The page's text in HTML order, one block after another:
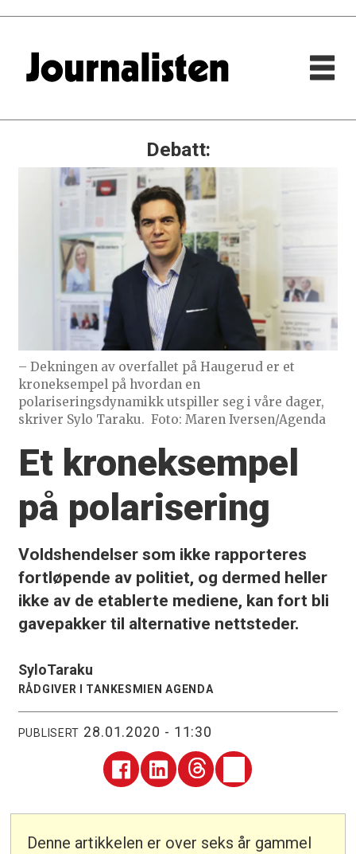
Debatt:
– Dekningen av overfallet på Haugerud er et
kroneksempel på hvordan en
polariseringsdynamikk utspiller seg i våre dager,
skriver Sylo Taraku. Foto: Maren Iversen/Agenda
Et kroneksempel
på polarisering
Voldshendelser som ikke rapporteres
fortløpende av politiet, og dermed heller
ikke av de etablerte mediene, kan fort bli
gavepakker til alternative nettsteder.
SyloTaraku
RÅDGIVER I TANKESMIEN AGENDA
PUBLISERT 28.01.2020 - 11:30
Denne artikkelen er over seks år gammel